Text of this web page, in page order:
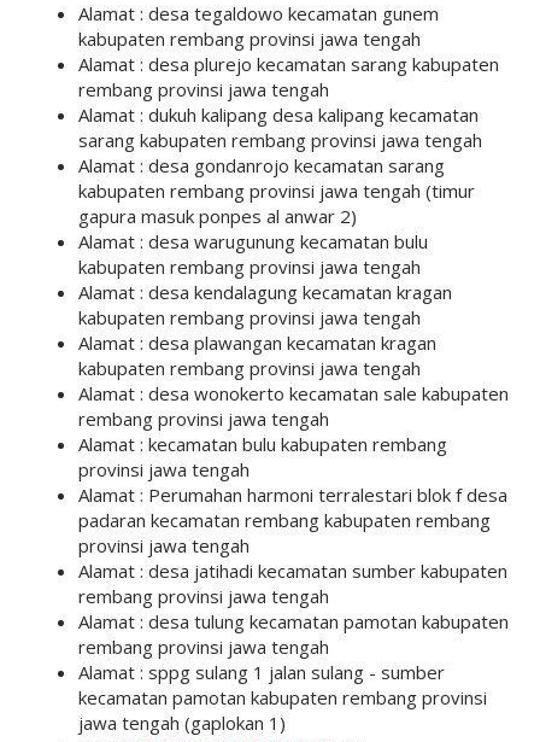
Alamat : desa tegaldowo kecamatan gunem
kabupaten rembang provinsi jawa tengah
Alamat : desa plurejo kecamatan sarang kabupaten
rembang provinsi jawa tengah
Alamat : dukuh kalipang desa kalipang kecamatan
sarang kabupaten rembang provinsi jawa tengah
Alamat : desa gondanrojo kecamatan sarang
kabupaten rembang provinsi jawa tengah (timur
gapura masuk ponpes al anwar 2)
Alamat : desa warugunung kecamatan bulu
kabupaten rembang provinsi jawa tengah
Alamat : desa kendalagung kecamatan kragan
kabupaten rembang provinsi jawa tengah
Alamat : desa plawangan kecamatan kragan
kabupaten rembang provinsi jawa tengah
Alamat : desa wonokerto kecamatan sale kabupaten
rembang provinsi jawa tengah
Alamat : kecamatan bulu kabupaten rembang
provinsi jawa tengah
Alamat : Perumahan harmoni terralestari blok f desa
padaran kecamatan rembang kabupaten rembang
provinsi jawa tengah
Alamat : desa jatihadi kecamatan sumber kabupaten
rembang provinsi jawa tengah
Alamat : desa tulung kecamatan pamotan kabupaten
rembang provinsi jawa tengah
Alamat : sppg sulang 1 jalan sulang - sumber
kecamatan pamotan kabupaten rembang provinsi
jawa tengah (gaplokan 1)